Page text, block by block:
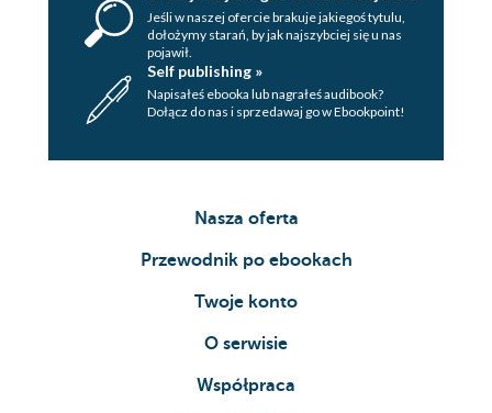
Jeśli w naszej ofercie brakuje jakiegoś tytulu,
dołożymy starań, by jak najszybciej się u nas
pojawił.
Self publishing »
Napisałeś ebooka lub nagrałeś audibook?
Dołącz do nas i sprzedawaj go w Ebookpoint!
Nasza oferta
Przewodnik po ebookach
Twoje konto
O serwisie
Współpraca